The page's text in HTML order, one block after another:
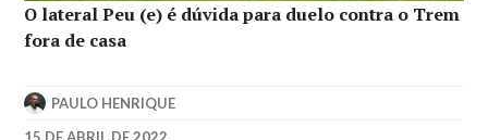
O lateral Peu (e) é dúvida para duelo contra o Trem
fora de casa
PAULO HENRIQUE
15 DE ABRIL DE 2022